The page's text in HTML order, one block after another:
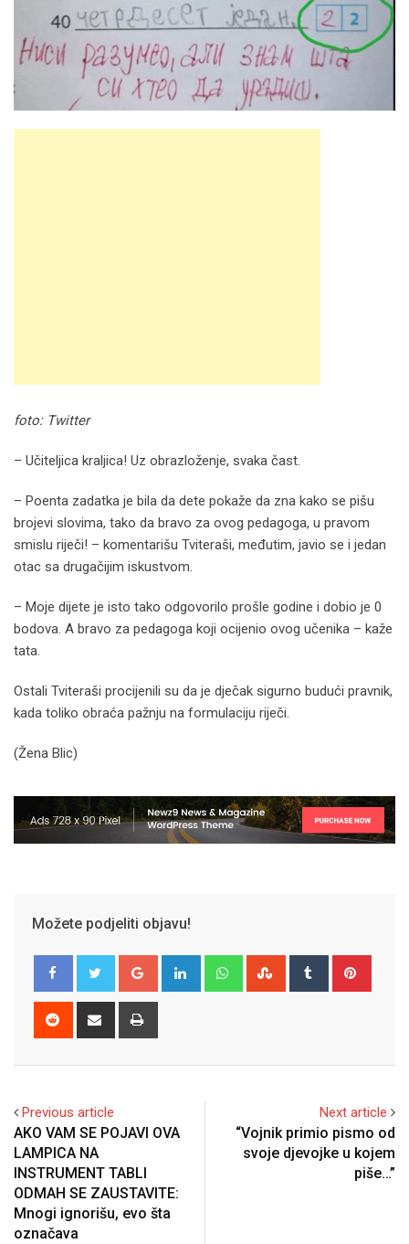
foto: Twitter
– Učiteljica kraljica! Uz obrazloženje, svaka čast.
– Poenta zadatka je bila da dete pokaže da zna kako se pišu
brojevi slovima, tako da bravo za ovog pedagoga, u pravom
smislu riječi! – komentarišu Tviteraši, međutim, javio se i jedan
otac sa drugačijim iskustvom.
– Moje dijete je isto tako odgovorilo prošle godine i dobio je 0
bodova. A bravo za pedagoga koji ocijenio ovog učenika – kaže
tata.
Ostali Tviteraši procijenili su da je dječak sigurno budući pravnik,
kada toliko obraća pažnju na formulaciju riječi.
(Žena Blic)
Možete podjeliti objavu!
Google+ LinkedIn WhatsappStumbleUpon
Tumblr
Reddit
Share
Previous article
AKO VAM SE POJAVI OVA
LAMPICA NA
INSTRUMENT TABLI
ODMAH SE ZAUSTAVITE:
Mnogi ignorišu, evo šta
označava
Next article
“Vojnik primio pismo od
svoje djevojke u kojem
piše…”